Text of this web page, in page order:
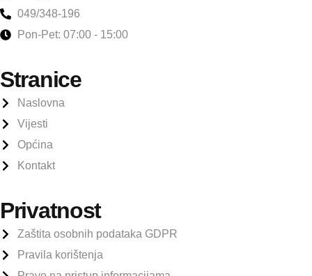
049/348-196
Pon-Pet: 07:00 - 15:00
Stranice
Naslovna
Vijesti
Općina
Kontakt
Privatnost
Zaštita osobnih podataka GDPR
Pravila korištenja